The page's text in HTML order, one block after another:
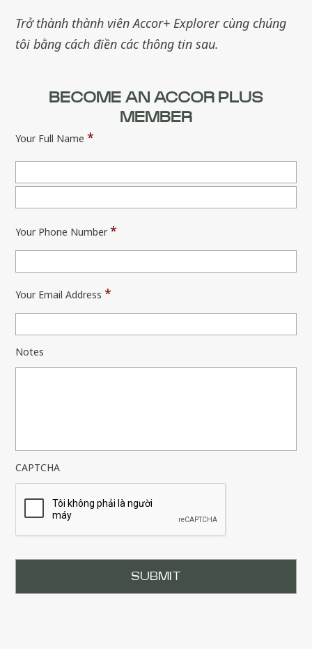
Trở thành thành viên Accor+ Explorer cùng chúng
tôi bằng cách điền các thông tin sau.
BECOME AN ACCOR PLUS
MEMBER
Your Full Name *
Your Phone Number *
Your Email Address *
Notes
CAPTCHA